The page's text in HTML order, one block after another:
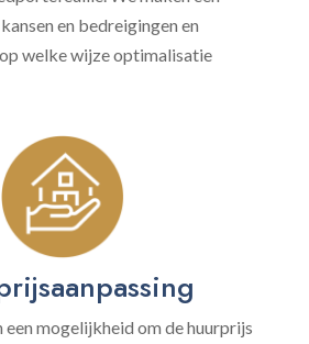
en bedreigingen en
welke wijze optimalisatie
mogelijkheid om de huurprijs